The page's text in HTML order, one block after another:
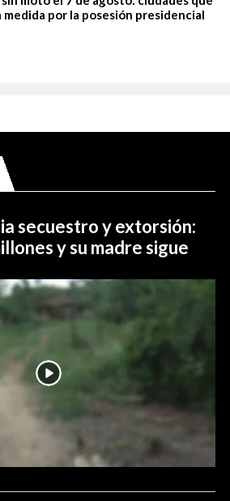
medida por la posesión presidencial
secuestro y extorsión:
y su madre sigue